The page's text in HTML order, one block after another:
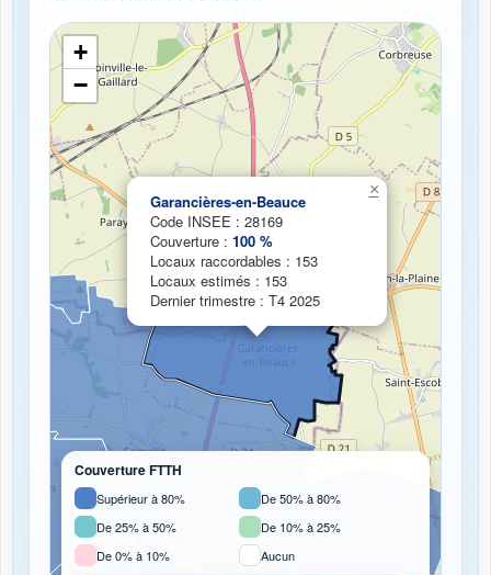
Chargement de la carte de couverture fibre...
Garancières-en-Beauce
Code INSEE : 28169
Couverture : 100 %
Locaux raccordables : 153
Locaux estimés : 153
Dernier trimestre : T4 2025
×
+
−
Couverture FTTH
Supérieur à 80%
De 50% à 80%
De 25% à 50%
De 10% à 25%
De 0% à 10%
Aucun